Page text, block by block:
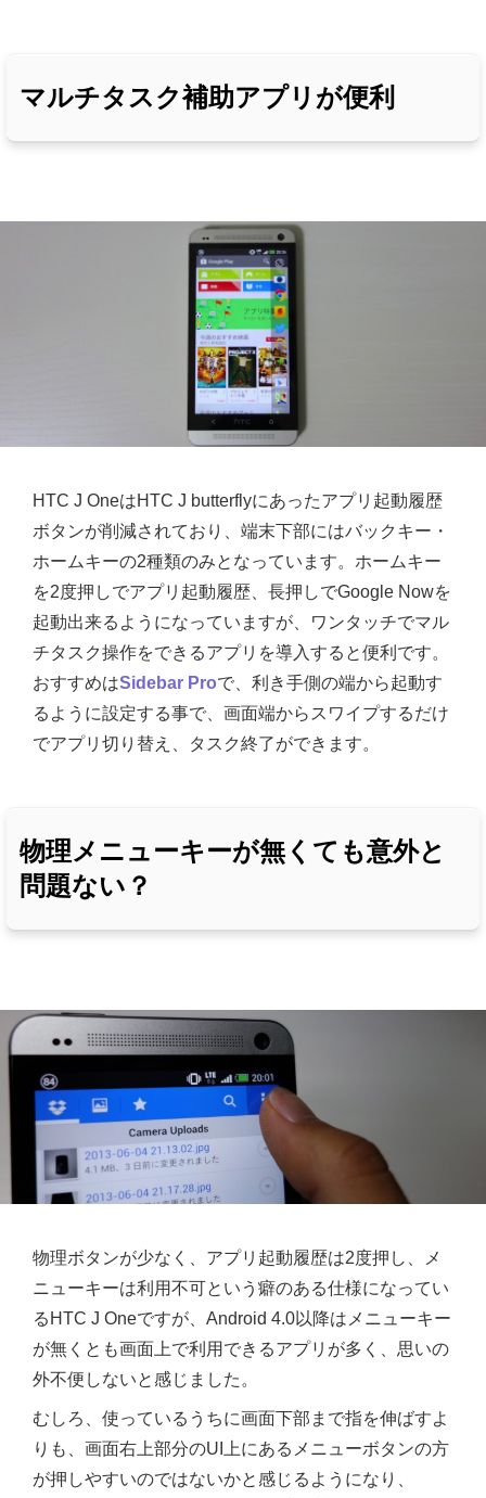
マルチタスク補助アプリが便利
HTC J OneはHTC J butterflyにあったアプリ起動履歴
ボタンが削減されており、端末下部にはバックキー・
ホームキーの2種類のみとなっています。ホームキー
を2度押しでアプリ起動履歴、長押しでGoogle Nowを
起動出来るようになっていますが、ワンタッチでマル
チタスク操作をできるアプリを導入すると便利です。
おすすめはSidebar Proで、利き手側の端から起動す
るように設定する事で、画面端からスワイプするだけ
でアプリ切り替え、タスク終了ができます。
物理メニューキーが無くても意外と
問題ない？
物理ボタンが少なく、アプリ起動履歴は2度押し、メ
ニューキーは利用不可という癖のある仕様になってい
るHTC J Oneですが、Android 4.0以降はメニューキー
が無くとも画面上で利用できるアプリが多く、思いの
外不便しないと感じました。
むしろ、使っているうちに画面下部まで指を伸ばすよ
りも、画面右上部分のUI上にあるメニューボタンの方
が押しやすいのではないかと感じるようになり、